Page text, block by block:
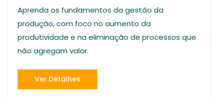
Aprenda os fundamentos da gestão da
produção, com foco no aumento da
produtividade e na eliminação de processos que
não agregam valor.
Ver Detalhes